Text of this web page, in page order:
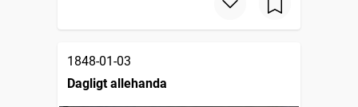
1848-01-03
Dagligt allehanda